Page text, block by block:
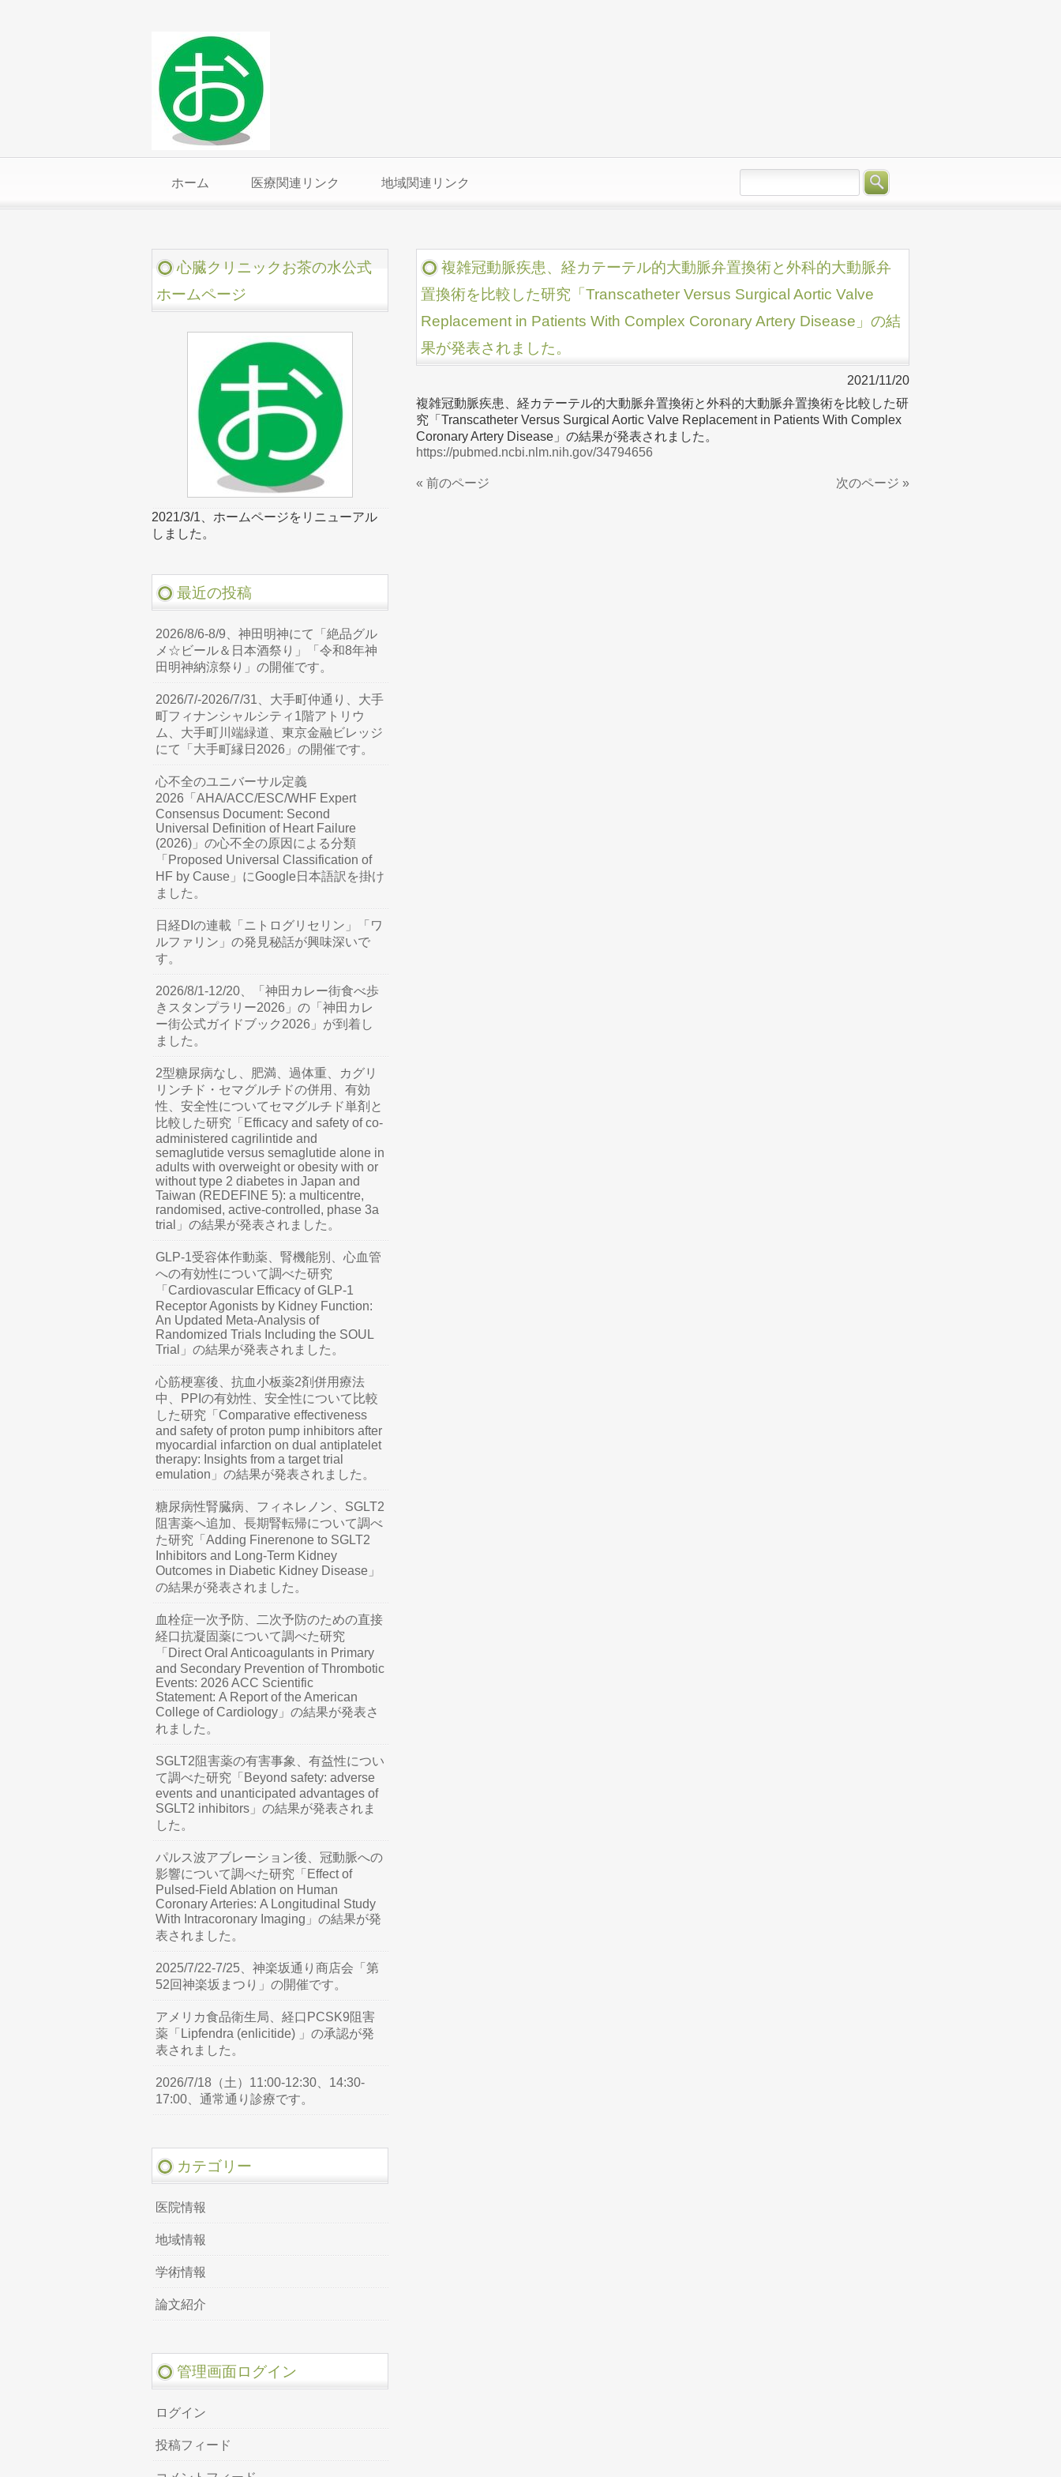
ホーム 医療関連リンク 地域関連リンク
複雑冠動脈疾患、経カテーテル的大動脈弁置換術と外科的大動脈弁
置換術を比較した研究「Transcatheter Versus Surgical Aortic Valve
Replacement in Patients With Complex Coronary Artery Disease」の結
果が発表されました。
2021/11/20
複雑冠動脈疾患、経カテーテル的大動脈弁置換術と外科的大動脈弁置換術を比較した研
究「Transcatheter Versus Surgical Aortic Valve Replacement in Patients With Complex
Coronary Artery Disease」の結果が発表されました。
https://pubmed.ncbi.nlm.nih.gov/34794656
« 前のページ 次のページ »
心臓クリニックお茶の水公式
ホームページ
2021/3/1、ホームページをリニューアル
しました。
最近の投稿
2026/8/6-8/9、神田明神にて「絶品グル
メ☆ビール＆日本酒祭り」「令和8年神
田明神納涼祭り」の開催です。
2026/7/-2026/7/31、大手町仲通り、大手
町フィナンシャルシティ1階アトリウ
ム、大手町川端緑道、東京金融ビレッジ
にて「大手町縁日2026」の開催です。
心不全のユニバーサル定義
2026「AHA/ACC/ESC/WHF Expert
Consensus Document: Second
Universal Definition of Heart Failure
(2026)」の心不全の原因による分類
「Proposed Universal Classification of
HF by Cause」にGoogle日本語訳を掛け
ました。
日経DIの連載「ニトログリセリン」「ワ
ルファリン」の発見秘話が興味深いで
す。
2026/8/1-12/20、「神田カレー街食べ歩
きスタンプラリー2026」の「神田カレ
ー街公式ガイドブック2026」が到着し
ました。
2型糖尿病なし、肥満、過体重、カグリ
リンチド・セマグルチドの併用、有効
性、安全性についてセマグルチド単剤と
比較した研究「Efficacy and safety of co-
administered cagrilintide and
semaglutide versus semaglutide alone in
adults with overweight or obesity with or
without type 2 diabetes in Japan and
Taiwan (REDEFINE 5): a multicentre,
randomised, active-controlled, phase 3a
trial」の結果が発表されました。
GLP-1受容体作動薬、腎機能別、心血管
への有効性について調べた研究
「Cardiovascular Efficacy of GLP-1
Receptor Agonists by Kidney Function:
An Updated Meta-Analysis of
Randomized Trials Including the SOUL
Trial」の結果が発表されました。
心筋梗塞後、抗血小板薬2剤併用療法
中、PPIの有効性、安全性について比較
した研究「Comparative effectiveness
and safety of proton pump inhibitors after
myocardial infarction on dual antiplatelet
therapy: Insights from a target trial
emulation」の結果が発表されました。
糖尿病性腎臓病、フィネレノン、SGLT2
阻害薬へ追加、長期腎転帰について調べ
た研究「Adding Finerenone to SGLT2
Inhibitors and Long-Term Kidney
Outcomes in Diabetic Kidney Disease」
の結果が発表されました。
血栓症一次予防、二次予防のための直接
経口抗凝固薬について調べた研究
「Direct Oral Anticoagulants in Primary
and Secondary Prevention of Thrombotic
Events: 2026 ACC Scientific
Statement: A Report of the American
College of Cardiology」の結果が発表さ
れました。
SGLT2阻害薬の有害事象、有益性につい
て調べた研究「Beyond safety: adverse
events and unanticipated advantages of
SGLT2 inhibitors」の結果が発表されま
した。
パルス波アブレーション後、冠動脈への
影響について調べた研究「Effect of
Pulsed-Field Ablation on Human
Coronary Arteries: A Longitudinal Study
With Intracoronary Imaging」の結果が発
表されました。
2025/7/22-7/25、神楽坂通り商店会「第
52回神楽坂まつり」の開催です。
アメリカ食品衛生局、経口PCSK9阻害
薬「Lipfendra (enlicitide) 」の承認が発
表されました。
2026/7/18（土）11:00-12:30、14:30-
17:00、通常通り診療です。
カテゴリー
医院情報
地域情報
学術情報
論文紹介
管理画面ログイン
ログイン
投稿フィード